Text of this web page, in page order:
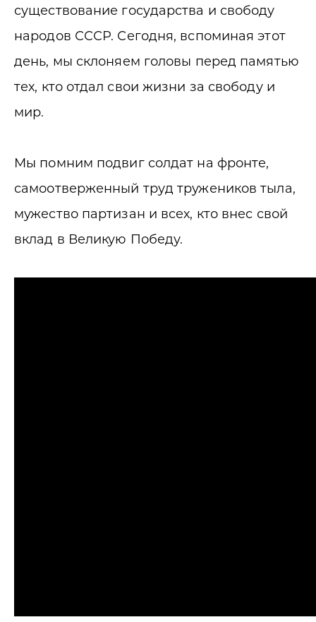
существование государства и свободу
народов СССР. Сегодня, вспоминая этот
день, мы склоняем головы перед памятью
тех, кто отдал свои жизни за свободу и
мир.
Мы помним подвиг солдат на фронте,
самоотверженный труд тружеников тыла,
мужество партизан и всех, кто внес свой
вклад в Великую Победу.